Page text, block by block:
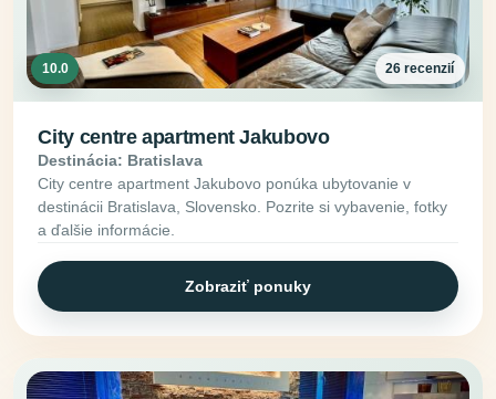
10.0 26 recenzií
City centre apartment Jakubovo
Destinácia: Bratislava
City centre apartment Jakubovo ponúka ubytovanie v
destinácii Bratislava, Slovensko. Pozrite si vybavenie, fotky
a ďalšie informácie.
Zobraziť ponuky